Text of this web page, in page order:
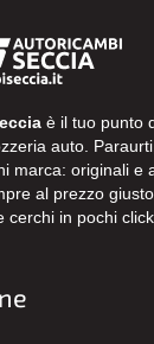
è il tuo punto
auto.
marca: originali e
al prezzo
cerchi in pochi click.